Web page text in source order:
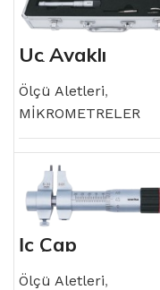
Üç Ayaklı
Mikrometre Seti
Ölçü Aletleri,
MİKROMETRELER
İç Çap
Mikrometresi
Ölçü Aletleri,